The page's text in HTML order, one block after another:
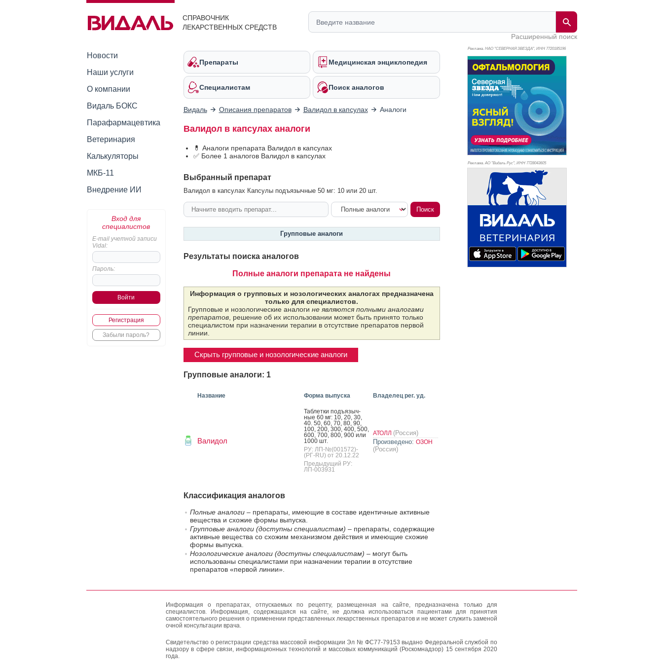
СПРАВОЧНИК
ЛЕКАРСТВЕННЫХ СРЕДСТВ
Расширенный поиск
Новости
Наши услуги
О компании
Видаль БОКС
Парафармацевтика
Ветеринария
Калькуляторы
МКБ-11
Внедрение ИИ
Вход для
специалистов
E-mail учетной записи
Vidal:
Пароль:
Регистрация
Забыли пароль?
Препараты Медицинская энциклопедия
Специалистам Поиск аналогов
Видаль Описания препаратов Валидол в капсулах Аналоги
Валидол в капсулах аналоги
💊 Аналоги препарата Валидол в капсулах
✅ Более 1 аналогов Валидол в капсулах
Выбранный препарат
Валидол в капсулах Капсулы подъязычные 50 мг: 10 или 20 шт.
Групповые аналоги
Результаты поиска аналогов
Полные аналоги препарата не найдены
Информация о групповых и нозологических аналогах предназначена
только для специалистов.
Групповые и нозологические аналоги не являются полными аналогами
препаратов, решение об их использовании может быть принято только
специалистом при назначении терапии в отсутствие препаратов первой
линии.
Скрыть групповые и нозологические аналоги
Групповые аналоги: 1
Название Форма выпуска Владелец рег. уд.
Валидол
Таб­летки подъ­языч­
ные 60 мг: 10, 20, 30,
40. 50, 60, 70, 80, 90,
100, 200, 300, 400, 500,
600, 700, 800, 900 или
1000 шт.
РУ: ЛП-№(001572)-
(РГ-RU) от 20.12.22
Предыдущий РУ:
ЛП-003931
АТОЛЛ (Россия)
Произведено: ОЗОН
(Россия)
Классификация аналогов
Полные аналоги– препараты, имеющие в составе идентичные активные
вещества и схожие формы выпуска.
Групповые аналоги (доступны специалистам) – препараты, содержащие
активные вещества со схожим механизмом действия и имеющие схожие
формы выпуска.
Нозологические аналоги (доступны специалистам) – могут быть
использованы специалистами при назначении терапии в отсутствие
препаратов «первой линии».
Реклама. НАО "СЕВЕРНАЯ ЗВЕЗДА", ИНН 7720185196
Реклама. АО "Видаль Рус", ИНН 7728043605
Информация о препаратах, отпускаемых по рецепту, размещенная на сайте, предназначена только для
специалистов. Информация, содержащаяся на сайте, не должна использоваться пациентами для принятия
самостоятельного решения о применении представленных лекарственных препаратов и не может служить заменой
очной консультации врача.
Свидетельство о регистрации средства массовой информации Эл № ФС77-79153 выдано Федеральной службой по
надзору в сфере связи, информационных технологий и массовых коммуникаций (Роскомнадзор) 15 сентября 2020
года.